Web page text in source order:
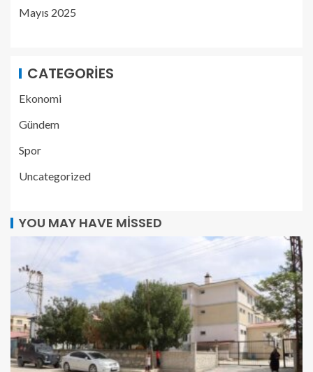
Mayıs 2025
CATEGORIES
Ekonomi
Gündem
Spor
Uncategorized
YOU MAY HAVE MISSED